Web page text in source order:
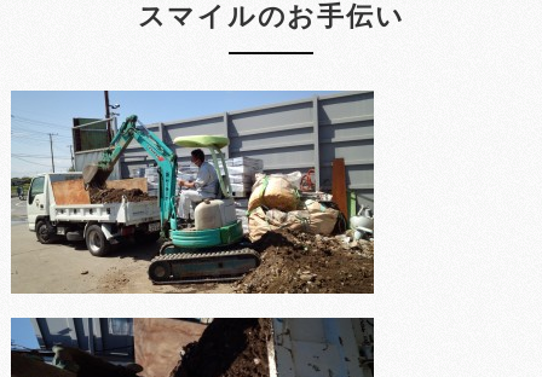
スマイルのお手伝い